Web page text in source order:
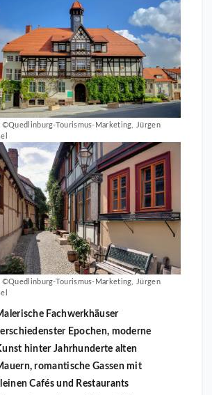
©Quedlinburg-Tourismus-Marketing, Jürgen
©Quedlinburg-Tourismus-Marketing, Jürgen
Fachwerkhäuser
Epochen, moderne
hinter Jahrhunderte alten
romantische Gassen mit
Cafés und Restaurants